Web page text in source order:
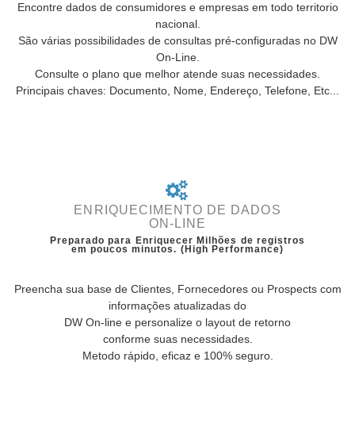
Encontre dados de consumidores e empresas em todo territorio
nacional.
São várias possibilidades de consultas pré-configuradas no DW
On-Line.
Consulte o plano que melhor atende suas necessidades.
Principais chaves: Documento, Nome, Endereço, Telefone, Etc...
ENRIQUECIMENTO DE DADOS
ON-LINE
Preparado para Enriquecer Milhões de registros
em poucos minutos. (High Performance)
Preencha sua base de Clientes, Fornecedores ou Prospects com
informações atualizadas do
DW On-line e personalize o layout de retorno
conforme suas necessidades.
Metodo rápido, eficaz e 100% seguro.